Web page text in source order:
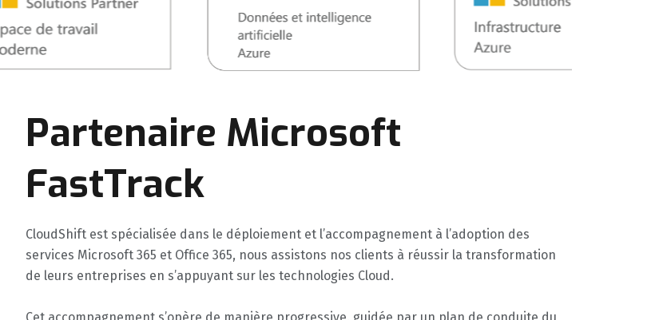
Partenaire Microsoft
FastTrack
CloudShift est spécialisée dans le déploiement et l’accompagnement à l’adoption des
services Microsoft 365 et Office 365, nous assistons nos clients à réussir la transformation
de leurs entreprises en s’appuyant sur les technologies Cloud.